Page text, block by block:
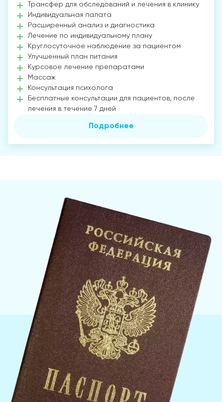
Трансфер для обследований и лечения в клинику
Индивидуальная палата
Расширенный анализ и диагностика
Лечение по индивидуальному плану
Круглосуточное наблюдение за пациентом
Улучшенный план питания
Курсовое лечение препаратами
Массаж
Консультация психолога
Бесплатные консультации для пациентов, после
лечения в течение 7 дней
Подробнее